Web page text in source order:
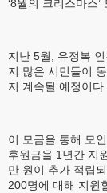
‘8월의 크리스마스
지난 5월, 유정복
지 많은 시민들이
지 계속될 예정이다.
이 모금을 통해 모
후원금을 1년간 지
만 원이 추가 적립
200명에 대해 지원